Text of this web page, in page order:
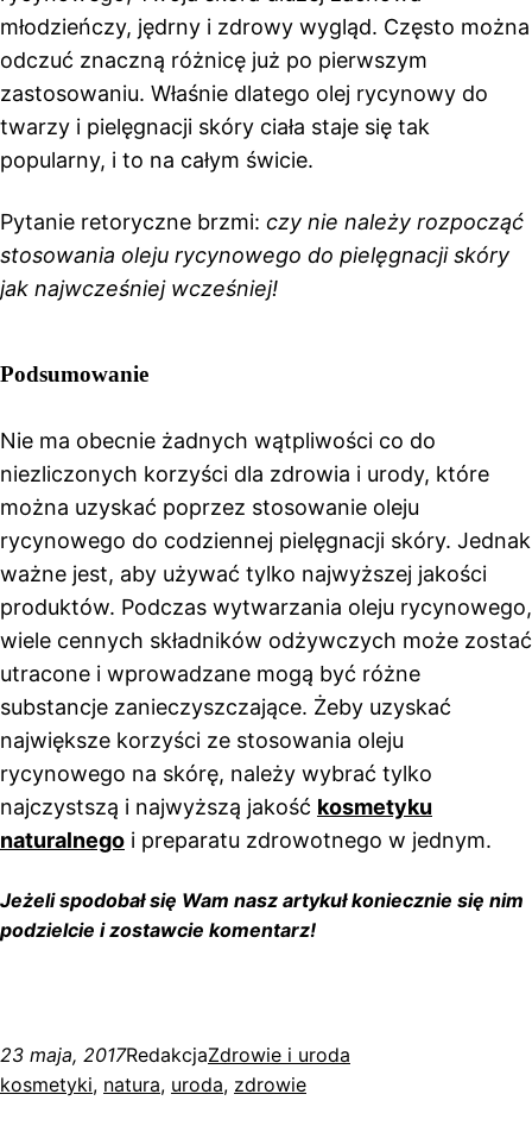
młodzieńczy, jędrny i zdrowy wygląd. Często można
odczuć znaczną różnicę już po pierwszym
zastosowaniu. Właśnie dlatego olej rycynowy do
twarzy i pielęgnacji skóry ciała staje się tak
popularny, i to na całym świcie.
Pytanie retoryczne brzmi: czy nie należy rozpocząć
stosowania oleju rycynowego do pielęgnacji skóry
jak najwcześniej wcześniej!
Podsumowanie
Nie ma obecnie żadnych wątpliwości co do
niezliczonych korzyści dla zdrowia i urody, które
można uzyskać poprzez stosowanie oleju
rycynowego do codziennej pielęgnacji skóry. Jednak
ważne jest, aby używać tylko najwyższej jakości
produktów. Podczas wytwarzania oleju rycynowego,
wiele cennych składników odżywczych może zostać
utracone i wprowadzane mogą być różne
substancje zanieczyszczające. Żeby uzyskać
największe korzyści ze stosowania oleju
rycynowego na skórę, należy wybrać tylko
najczystszą i najwyższą jakość kosmetyku
naturalnego i preparatu zdrowotnego w jednym.
Jeżeli spodobał się Wam nasz artykuł koniecznie się nim
podzielcie i zostawcie komentarz!
23 maja, 2017RedakcjaZdrowie i uroda
kosmetyki, natura, uroda, zdrowie